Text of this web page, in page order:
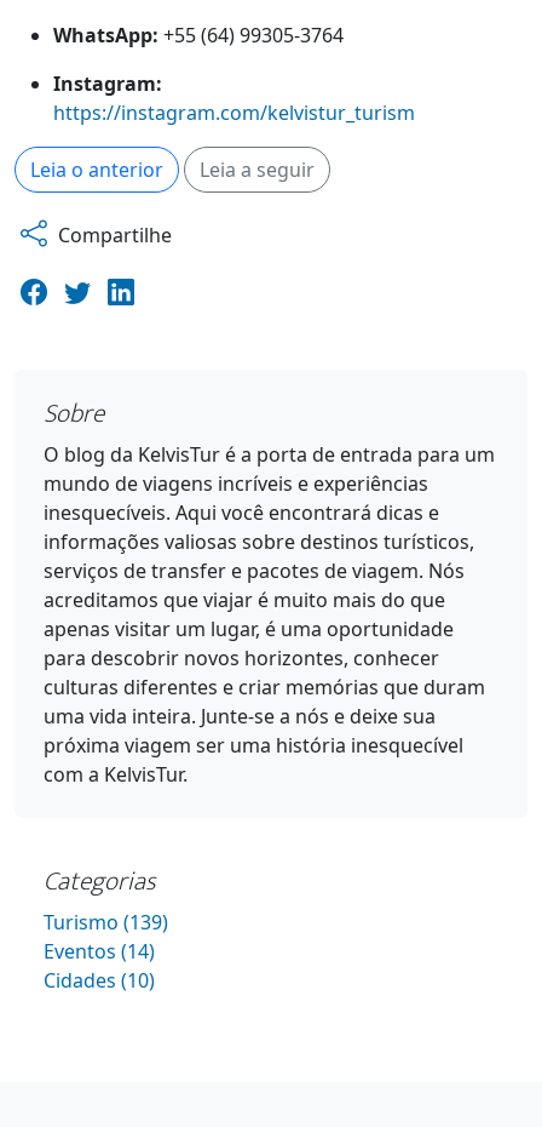
WhatsApp: +55 (64) 99305-3764
Instagram:
https://instagram.com/kelvistur_turism
Leia o anterior Leia a seguir
Compartilhe
Sobre
O blog da KelvisTur é a porta de entrada para um
mundo de viagens incríveis e experiências
inesquecíveis. Aqui você encontrará dicas e
informações valiosas sobre destinos turísticos,
serviços de transfer e pacotes de viagem. Nós
acreditamos que viajar é muito mais do que
apenas visitar um lugar, é uma oportunidade
para descobrir novos horizontes, conhecer
culturas diferentes e criar memórias que duram
uma vida inteira. Junte-se a nós e deixe sua
próxima viagem ser uma história inesquecível
com a KelvisTur.
Categorias
Turismo (139)
Eventos (14)
Cidades (10)